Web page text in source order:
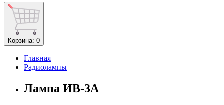
Корзина: 0
Главная
Радиолампы
Лампа ИВ-3А